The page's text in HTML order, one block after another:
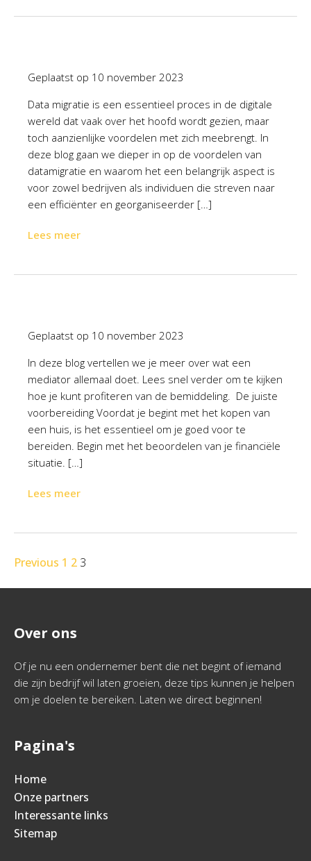
Geplaatst op 10 november 2023
Data migratie is een essentieel proces in de digitale
wereld dat vaak over het hoofd wordt gezien, maar
toch aanzienlijke voordelen met zich meebrengt. In
deze blog gaan we dieper in op de voordelen van
datamigratie en waarom het een belangrijk aspect is
voor zowel bedrijven als individuen die streven naar
een efficiënter en georganiseerder […]
Lees meer
Geplaatst op 10 november 2023
In deze blog vertellen we je meer over wat een
mediator allemaal doet. Lees snel verder om te kijken
hoe je kunt profiteren van de bemiddeling. De juiste
voorbereiding Voordat je begint met het kopen van
een huis, is het essentieel om je goed voor te
bereiden. Begin met het beoordelen van je financiële
situatie. […]
Lees meer
Previous 1 2 3
Over ons
Of je nu een ondernemer bent die net begint of iemand
die zijn bedrijf wil laten groeien, deze tips kunnen je helpen
om je doelen te bereiken. Laten we direct beginnen!
Pagina's
Home
Onze partners
Interessante links
Sitemap